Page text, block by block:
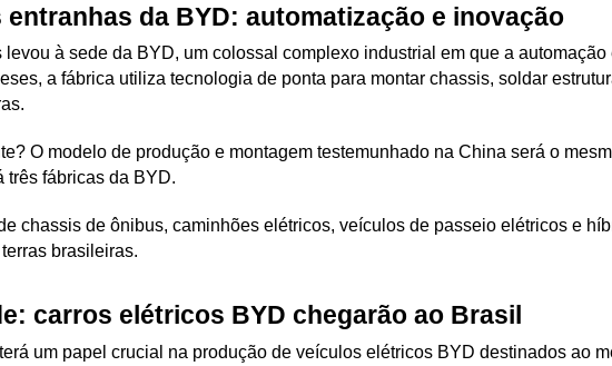
da BYD: automatização e inovação
à sede da BYD, um colossal complexo industrial em que a
a fábrica utiliza tecnologia de ponta para montar chassis, soldar
O modelo de produção e montagem testemunhado na China será o
três fábricas da BYD.
chassis de ônibus, caminhões elétricos, veículos de passeio elétricos e
brasileiras.
carros elétricos BYD chegarão ao Brasil
um papel crucial na produção de veículos elétricos BYD destinados ao